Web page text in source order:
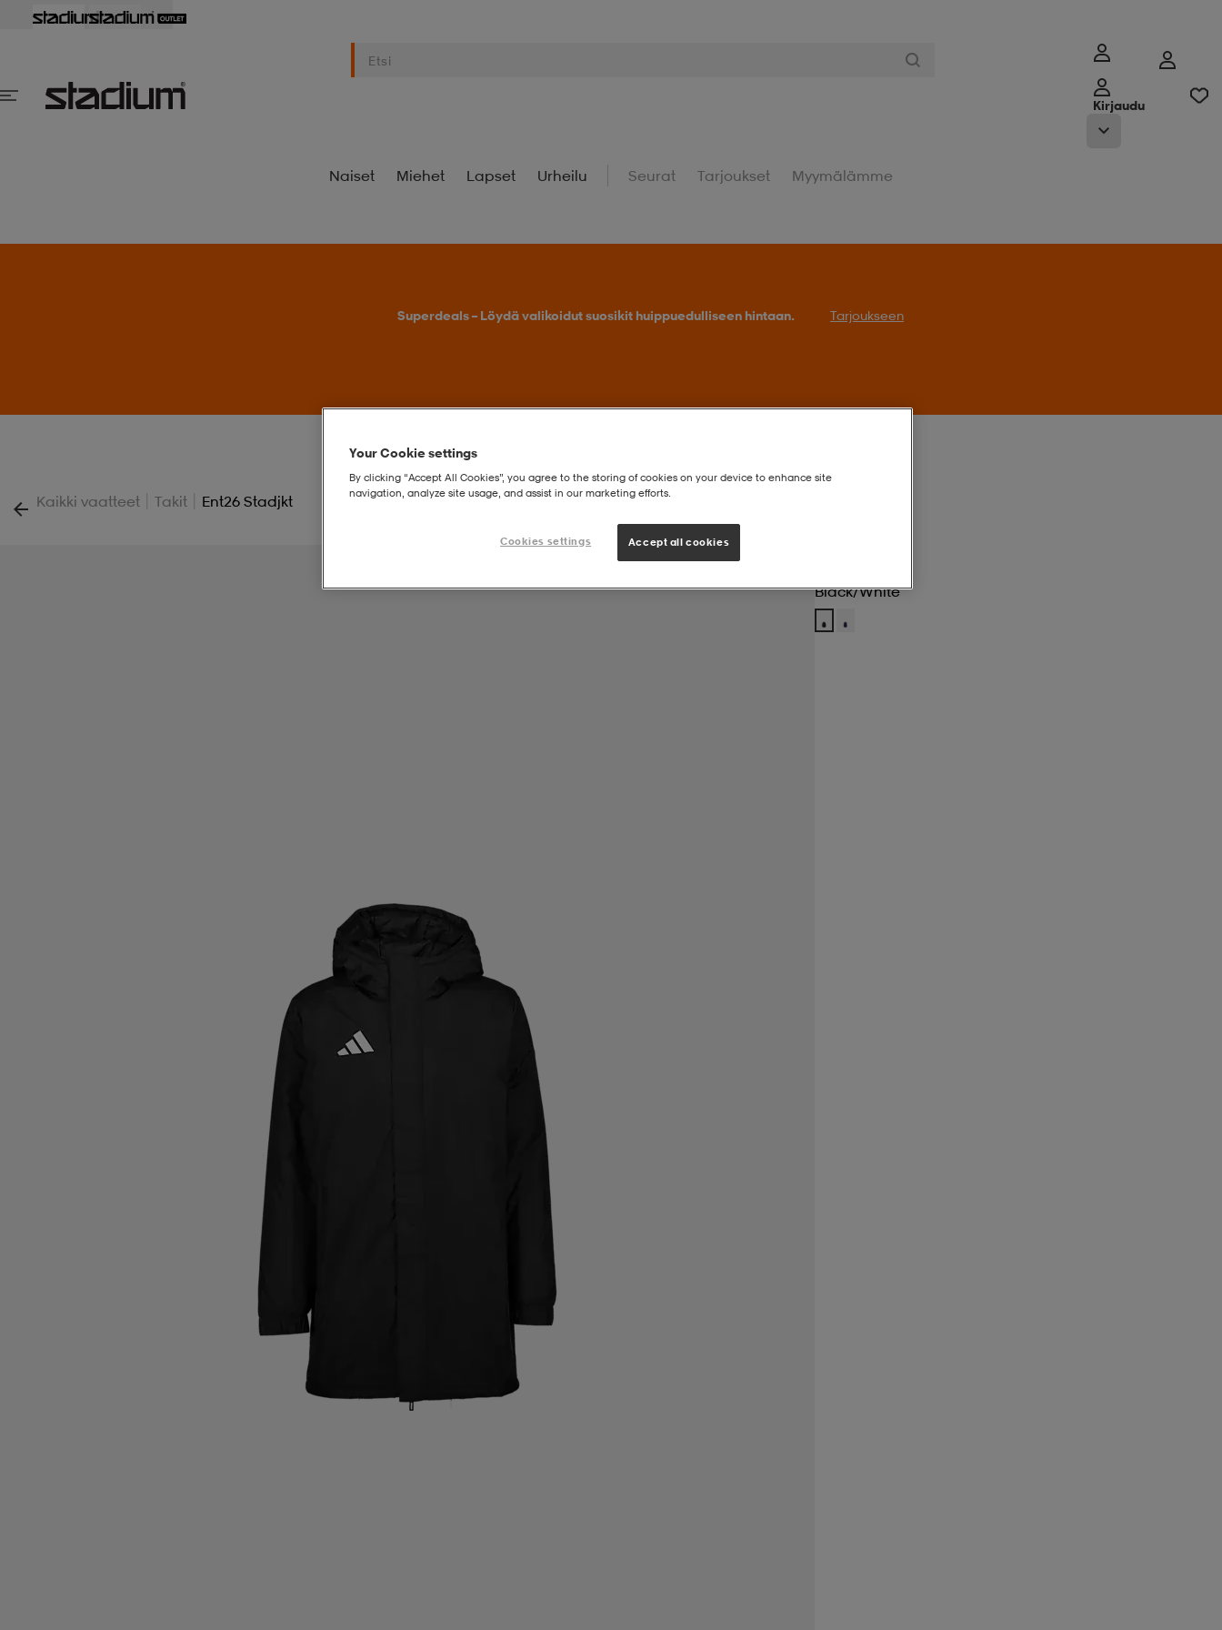
Kirjaudu
Naiset Miehet Lapset Urheilu Seurat Tarjoukset Myymälämme
Superdeals – Löydä valikoidut suosikit huippuedulliseen hintaan. Tarjoukseen
Kaikki vaatteet | Takit | Ent26 Stadjkt
Black/white
Your Cookie settings
By clicking “Accept All Cookies”, you agree to the storing of cookies on your device to enhance site
navigation, analyze site usage, and assist in our marketing efforts.
Cookies settings Accept all cookies